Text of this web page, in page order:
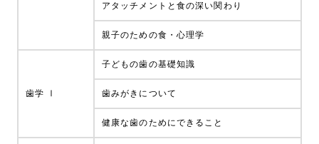
アタッチメントと食の深い関わり
親子のための食・心理学
歯学 Ⅰ
子どもの歯の基礎知識
歯みがきについて
健康な歯のためにできること